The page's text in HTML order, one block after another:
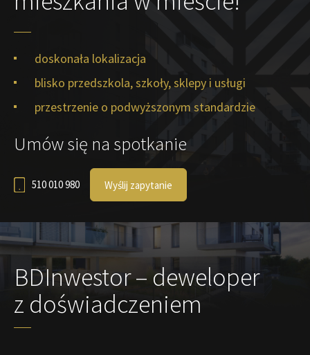
doskonała lokalizacja
blisko przedszkola, szkoły, sklepy i usługi
przestrzenie o podwyższonym standardzie
Umów się na spotkanie
510 010 980 Wyślij zapytanie
BDInwestor – deweloper
z doświadczeniem